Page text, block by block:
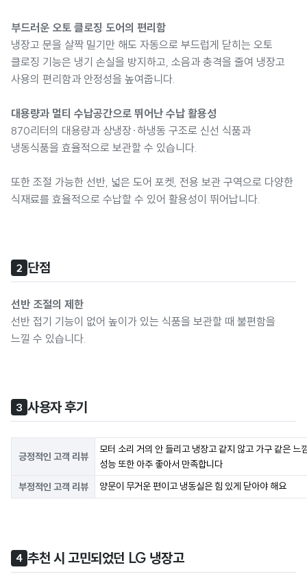
부드러운 오토 클로징 도어의 편리함
냉장고 문을 살짝 밀기만 해도 자동으로 부드럽게 닫히는 오토
클로징 기능은 냉기 손실을 방지하고, 소음과 충격을 줄여 냉장고
사용의 편리함과 안정성을 높여줍니다.
대용량과 멀티 수납공간으로 뛰어난 수납 활용성
870리터의 대용량과 상냉장·하냉동 구조로 신선 식품과
냉동식품을 효율적으로 보관할 수 있습니다.
또한 조절 가능한 선반, 넓은 도어 포켓, 전용 보관 구역으로 다양한
식재료를 효율적으로 수납할 수 있어 활용성이 뛰어납니다.
2 단점
선반 조절의 제한
선반 접기 기능이 없어 높이가 있는 식품을 보관할 때 불편함을
느낄 수 있습니다.
3 사용자 후기
긍정적인 고객 리뷰
모터 소리 거의 안 들리고 냉장고 같지 않고 가구 같은 느
성능 또한 아주 좋아서 만족합니다
부정적인 고객 리뷰
양문이 무거운 편이고 냉동실은 힘 있게 닫아야 해요
4 추천 시 고민되었던 LG 냉장고